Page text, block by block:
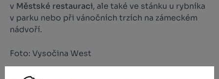
v Městské restauraci, ale také ve stánku u rybníka
v parku nebo při vánočních trzích na zámeckém
nádvoří.
Foto: Vysočina West